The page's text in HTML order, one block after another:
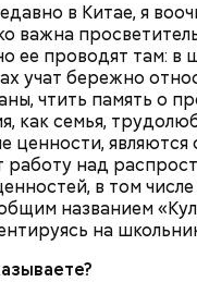
в Китае, я
важна
ее проводят там: в
учат бережно
чтить память о
как семья,
ценности,
работу над
в том
названием
на